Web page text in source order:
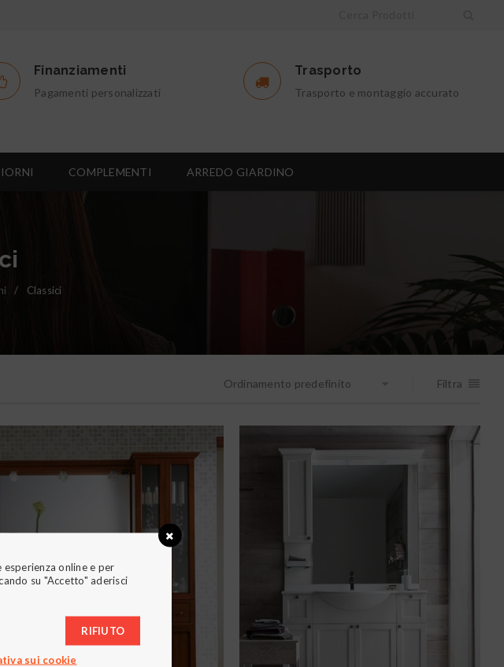
Finanziamenti
Pagamenti personalizzati
Trasporto
Trasporto e montaggio accurato
COMPLEMENTI ARREDO GIARDINO
/ Classici
Filtra
Ordinamento predefinito
online e per
su "Accetto" aderisci
RIFIUTO
sui cookie